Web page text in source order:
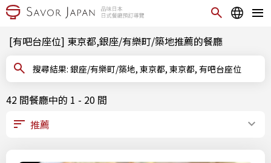
[有吧台座位] 東京都,銀座/有樂町/築地推薦的餐廳
搜尋結果: 銀座/有樂町/築地, 東京都, 東京都, 有吧台座位
42 間餐廳中的 1 - 20 間